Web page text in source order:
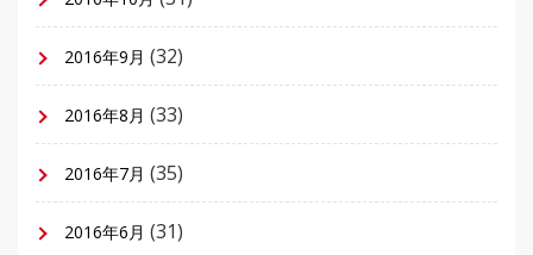
2016年9月 (32)
2016年8月 (33)
2016年7月 (35)
2016年6月 (31)